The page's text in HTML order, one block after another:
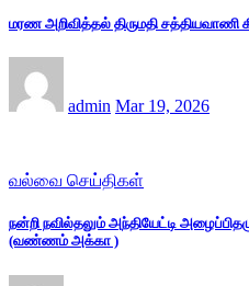
மரண அறிவித்தல் திருமதி சத்தியவாணி
admin Mar 19, 2026
வல்வை செய்திகள்
நன்றி நவில்தலும் அந்தியேட்டி
(வண்ணம் அக்கா )